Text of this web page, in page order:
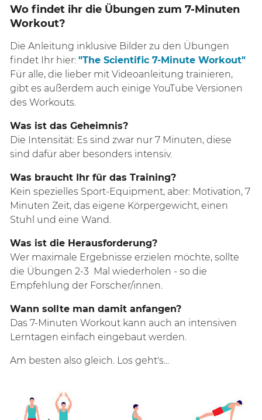
Wo findet ihr die Übungen zum 7-Minuten
Workout?
Die Anleitung inklusive Bilder zu den Übungen
findet Ihr hier: "The Scientific 7-Minute Workout"
Für alle, die lieber mit Videoanleitung trainieren,
gibt es außerdem auch einige YouTube Versionen
des Workouts.
Was ist das Geheimnis?
Die Intensität: Es sind zwar nur 7 Minuten, diese
sind dafür aber besonders intensiv.
Was braucht Ihr für das Training?
Kein spezielles Sport-Equipment, aber: Motivation, 7
Minuten Zeit, das eigene Körpergewicht, einen
Stuhl und eine Wand.
Was ist die Herausforderung?
Wer maximale Ergebnisse erzielen möchte, sollte
die Übungen 2-3 Mal wiederholen - so die
Empfehlung der Forscher/innen.
Wann sollte man damit anfangen?
Das 7-Minuten Workout kann auch an intensiven
Lerntagen einfach eingebaut werden.
Am besten also gleich. Los geht's...